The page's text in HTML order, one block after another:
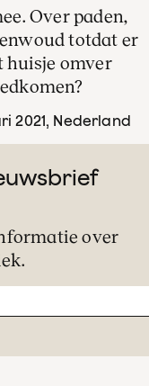
Over paden,
totdat er
huisje omver
2021, Nederland
over